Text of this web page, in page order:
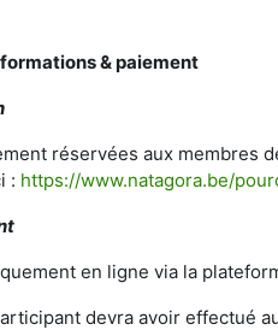
& paiement
réservées aux membres
: https://www.natagora.be/
en ligne via la
devra avoir effectué